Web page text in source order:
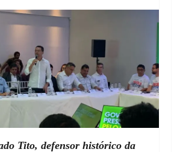
Tito, defensor histórico da